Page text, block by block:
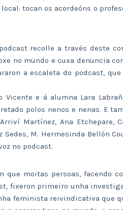
tocan os acordeóns o
recolle a través deste
no mundo e cuxa denuncia
a escaleta do podcast, que
e á alumna Lara
polos nenos e nenas. E
Martínez, Ana Etchepare,
Sedes, M. Hermesinda Bellón
no podcast.
que moitas persoas, facendo
fixeron primeiro unha
feminista reivindicativa que